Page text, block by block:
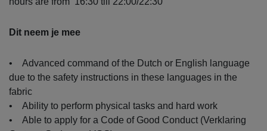
Dit neem je mee
• Advanced command of the Dutch or English language
due to the safety instructions in these languages in the
fabric
• Ability to perform physical tasks and hard work
• Able to apply for a Code of Good Conduct (Verklaring